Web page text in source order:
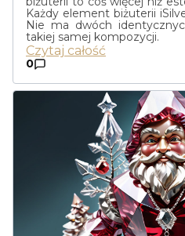
Każdy element biżuterii
Nie ma dwóch
takiej samej kompozycji.
Czytaj całość
0